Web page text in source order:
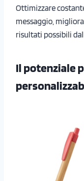
Ottimizzare
messaggio,
risultati possibili
Il potenziale